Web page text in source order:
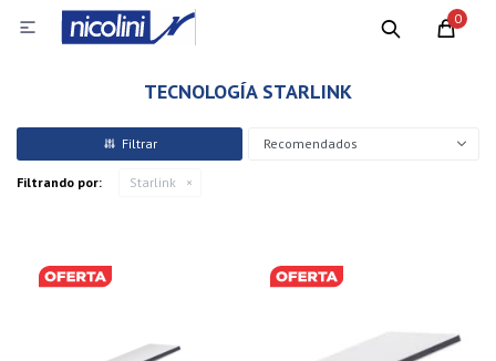
0

TECNOLOGÍA STARLINK
Recomendados
Filtrando por: Starlink